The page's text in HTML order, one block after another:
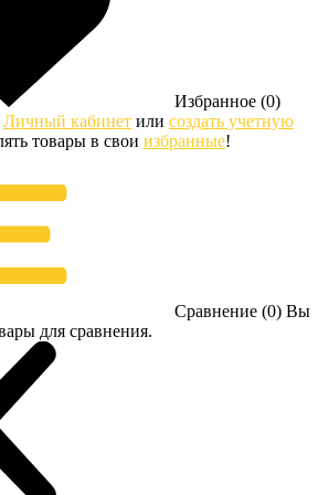
Избранное (0)
Личный кабинет или создать учетную
товары в свои избранные!
Сравнение (0) Вы
для сравнения.